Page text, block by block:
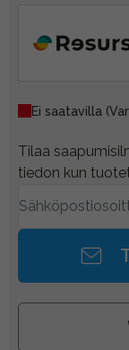
Ei saatavilla
Tilaa
tiedon kun